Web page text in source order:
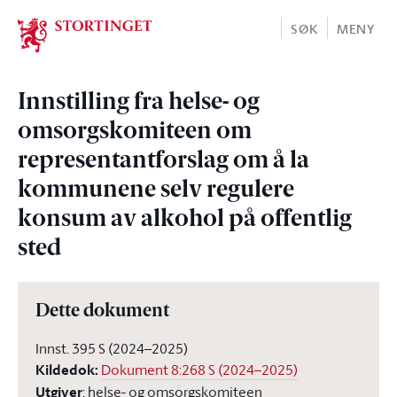
Stortinget.no
SØK MENY
Innstilling fra helse- og
omsorgskomiteen om
representantforslag om å la
kommunene selv regulere
konsum av alkohol på offentlig
sted
Dette dokument
Innst. 395 S (2024–2025)
Kildedok: Dokument 8:268 S (2024–2025)
Utgiver:helse- og omsorgskomiteen